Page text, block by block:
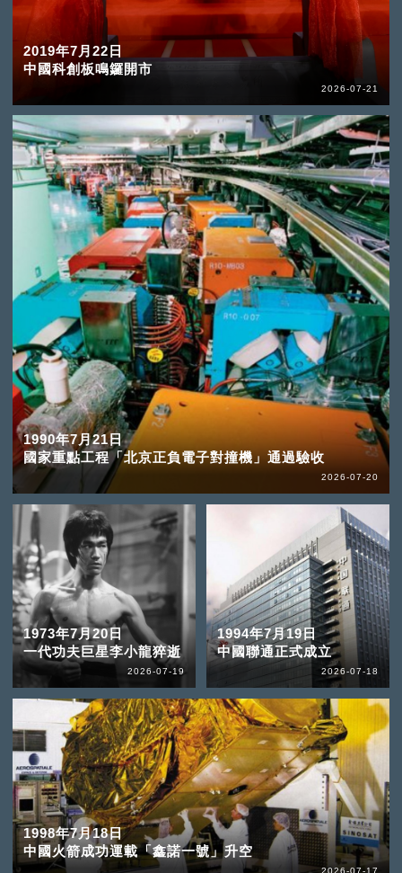
2019年7月22日
中國科創板鳴鑼開市
2026-07-21
1990年7月21日
國家重點工程「北京正負電子對撞機」通過驗收
2026-07-20
1973年7月20日
一代功夫巨星李小龍猝逝
2026-07-19
1994年7月19日
中國聯通正式成立
2026-07-18
1998年7月18日
中國火箭成功運載「鑫諾一號」升空
2026-07-17